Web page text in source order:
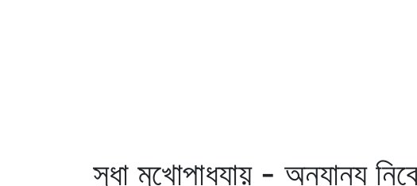
সুধা মুখোপাধ্যায় - অন্যান্য